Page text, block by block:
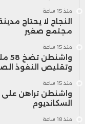
منذ 15 ساعة
مجتمع صغير
منذ 15 ساعة
وتقليص النفوذ
منذ 15 ساعة
واشنطن تراهن على
السكانديوم
منذ 18 ساعة